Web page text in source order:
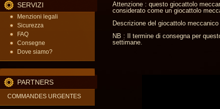
SERVIZI
Menzioni legali
Sicurezza
FAQ
Consegne
Dove siamo?
PARTNERS
COMMANDES URGENTES
Attenzione : questo giocattolo
considerato come un giocattolo
Descrizione del giocattolo
NB : Il termine di consegna per
settimane.